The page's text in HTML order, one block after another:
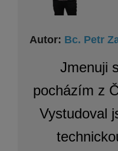
Autor: Bc. Petr
Jmenuji
pocházím z
Vystudoval